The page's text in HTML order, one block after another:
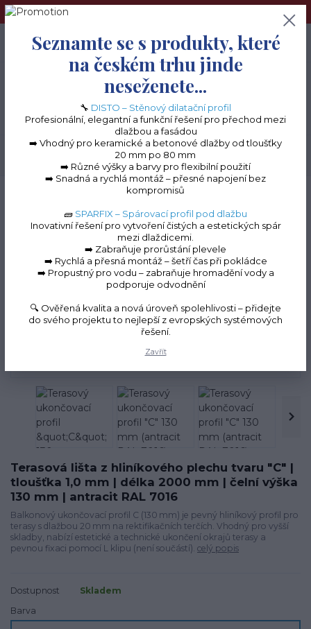
➢Terče pod dlažbu naleznete na e-shopu www.terceshop.cz!➢
+420 605 740 744
0
0 Kč
Terasové profily na terče Terasové profily "C" k terčům
Terasový ukončovací
profil "C" 130 mm
(antracit RAL 7016)
Terasová lišta z hliníkového plechu tvaru "C" |
tloušťka 1,0 mm | délka 2000 mm | čelní výška
130 mm | antracit RAL 7016
Balkonový ukončovací profil C (130 mm) je pevný hliníkový profil pro
terasy s dlažbou 20 mm na rektifikačních terčích. Vhodný pro vyšší
skladby, nabízí estetické a technické ukončení okrajů terasy a
pevnou fixaci pomocí L klipu (není součástí). celý popis
Dostupnost
Skladem
Barva
Seznamte se s produkty, které
na českém trhu jinde
neseženete...
🔧 DISTO – Stěnový dilatační profil
Profesionální, elegantní a funkční řešení pro přechod mezi
dlažbou a fasádou
➡️ Vhodný pro keramické a betonové dlažby od tloušťky
20 mm po 80 mm
➡️ Různé výšky a barvy pro flexibilní použití
➡️ Snadná a rychlá montáž – přesné napojení bez
kompromisů
🧱 SPARFIX – Spárovací profil pod dlažbu
Inovativní řešení pro vytvoření čistých a estetických spár
mezi dlaždicemi.
➡️ Zabraňuje prorůstání plevele
➡️ Rychlá a přesná montáž – šetří čas při pokládce
➡️ Propustný pro vodu – zabraňuje hromadění vody a
podporuje odvodnění
🔍 Ověřená kvalita a nová úroveň spolehlivosti – přidejte
do svého projektu to nejlepší z evropských systémových
řešení.
Zavřít